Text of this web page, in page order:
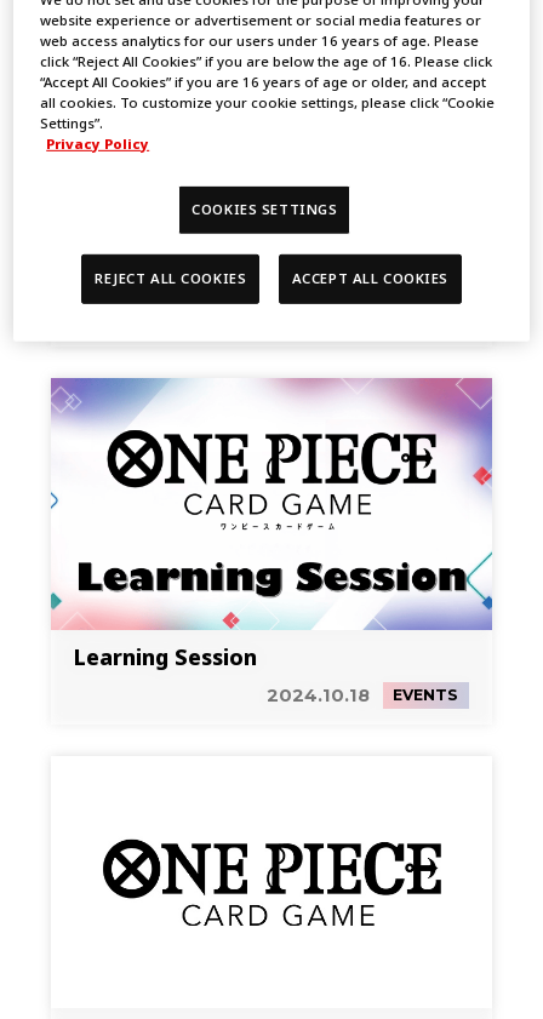
EVENT SCHEDULE
Learning Session
2024.10.18 EVENTS
website experience or advertisement or social media features or
web access analytics for our users under 16 years of age. Please
click “Reject All Cookies” if you are below the age of 16. Please click
“Accept All Cookies” if you are 16 years of age or older, and accept
all cookies. To customize your cookie settings, please click “Cookie
Settings”.
Privacy Policy
COOKIES SETTINGS
REJECT ALL COOKIES ACCEPT ALL COOKIES